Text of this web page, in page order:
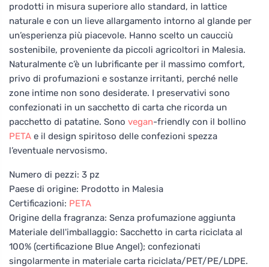
prodotti in misura superiore allo standard, in lattice
naturale e con un lieve allargamento intorno al glande per
un’esperienza più piacevole. Hanno scelto un caucciù
sostenibile, proveniente da piccoli agricoltori in Malesia.
Naturalmente c’è un lubrificante per il massimo comfort,
privo di profumazioni e sostanze irritanti, perché nelle
zone intime non sono desiderate. I preservativi sono
confezionati in un sacchetto di carta che ricorda un
pacchetto di patatine. Sono vegan-friendly con il bollino
PETA e il design spiritoso delle confezioni spezza
l’eventuale nervosismo.
Numero di pezzi: 3 pz
Paese di origine: Prodotto in Malesia
Certificazioni: PETA
Origine della fragranza: Senza profumazione aggiunta
Materiale dell'imballaggio: Sacchetto in carta riciclata al
100% (certificazione Blue Angel); confezionati
singolarmente in materiale carta riciclata/PET/PE/LDPE.